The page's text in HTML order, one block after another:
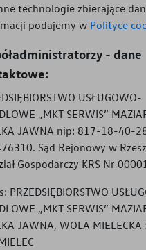
technologie zbierające
podajemy w Polityce
- dane
USŁUGOWO-
„MKT SERWIS”
JAWNA nip: 817-18-40-
Sąd Rejonowy w
Gospodarczy KRS Nr
PRZEDSIĘBIORSTWO
„MKT SERWIS”
JAWNA, WOLA